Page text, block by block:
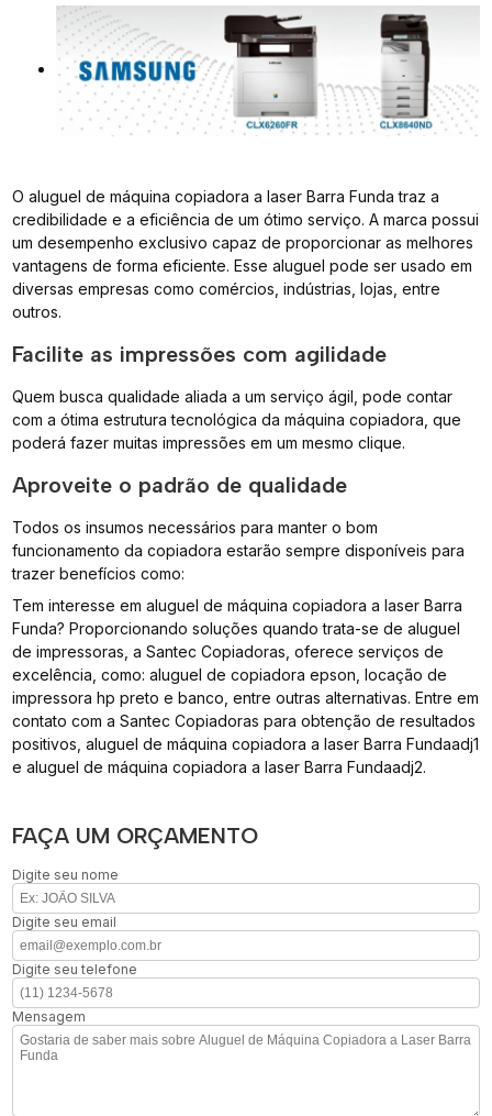
O aluguel de máquina copiadora a laser Barra Funda traz a
credibilidade e a eficiência de um ótimo serviço. A marca possui
um desempenho exclusivo capaz de proporcionar as melhores
vantagens de forma eficiente. Esse aluguel pode ser usado em
diversas empresas como comércios, indústrias, lojas, entre
outros.
Facilite as impressões com agilidade
Quem busca qualidade aliada a um serviço ágil, pode contar
com a ótima estrutura tecnológica da máquina copiadora, que
poderá fazer muitas impressões em um mesmo clique.
Aproveite o padrão de qualidade
Todos os insumos necessários para manter o bom
funcionamento da copiadora estarão sempre disponíveis para
trazer benefícios como:
Tem interesse em aluguel de máquina copiadora a laser Barra
Funda? Proporcionando soluções quando trata-se de aluguel
de impressoras, a Santec Copiadoras, oferece serviços de
excelência, como: aluguel de copiadora epson, locação de
impressora hp preto e banco, entre outras alternativas. Entre em
contato com a Santec Copiadoras para obtenção de resultados
positivos, aluguel de máquina copiadora a laser Barra Fundaadj1
e aluguel de máquina copiadora a laser Barra Fundaadj2.
FAÇA UM ORÇAMENTO
Digite seu nome
Digite seu email
Digite seu telefone
Mensagem